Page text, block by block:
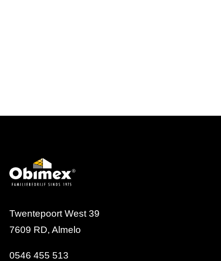
Twentepoort West 39
7609 RD, Almelo
0546 455 513